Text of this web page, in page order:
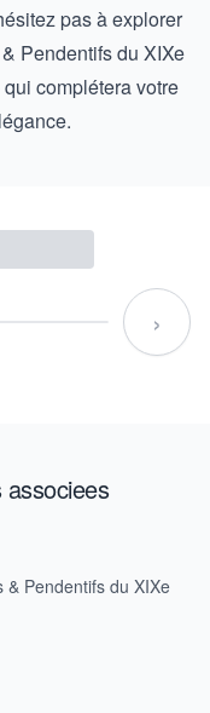
pas à explorer
Pendentifs du XIXe
complétera votre
›
associees
& Pendentifs du XIXe